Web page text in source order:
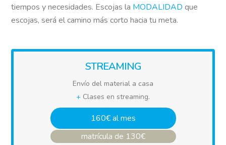
tiempos y necesidades. Escojas la MODALIDAD que
escojas, será el camino más corto hacia tu meta.
STREAMING
Envío del material a casa
+ Clases en streaming.
160€ al mes
matrícula de 130€